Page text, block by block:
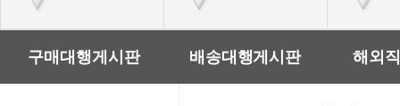
구매대행게시판 배송대행게시판 해외